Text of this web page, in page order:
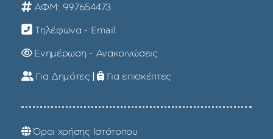
ΑΦΜ: 997654473
Τηλέφωνα - Email
Ενημέρωση - Ανακοινώσεις
Για Δημότες | Για επισκέπτες
Όροι χρήσης Ιστότοπου